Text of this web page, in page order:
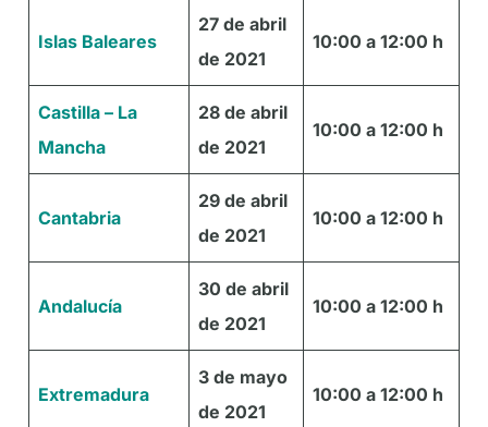
Islas Baleares
27 de abril
de 2021
10:00 a 12:00 h
Castilla – La
Mancha
28 de abril
de 2021
10:00 a 12:00 h
Cantabria
29 de abril
de 2021
10:00 a 12:00 h
Andalucía
30 de abril
de 2021
10:00 a 12:00 h
Extremadura
3 de mayo
de 2021
10:00 a 12:00 h